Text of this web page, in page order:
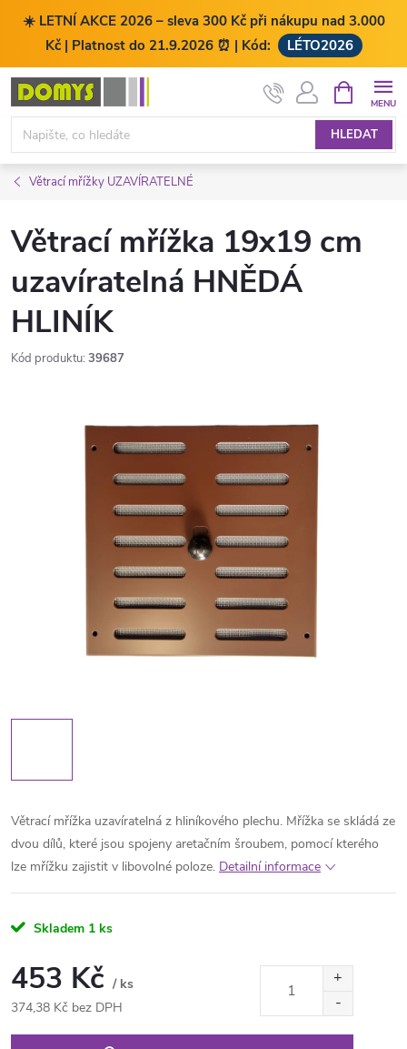
☀️ LETNÍ AKCE 2026 – sleva 300 Kč při nákupu nad 3.000
Kč | Platnost do 21.9.2026 ⏰ | Kód:
LÉTO2026
Přejít
obsah
HLEDAT
NÁKUPNÍ
KOŠÍK
Větrací mřížky UZAVÍRATELNÉ
Větrací mřížka 19x19 cm
uzavíratelná HNĚDÁ
HLINÍK
Kód produktu: 39687
Větrací mřížka uzavíratelná z hliníkového plechu. Mřížka se skládá ze
dvou dílů, které jsou spojeny aretačním šroubem, pomocí kterého
lze mřížku zajistit v libovolné poloze. Detailní informace
Skladem 1 ks
453 Kč / ks
374,38 Kč bez DPH